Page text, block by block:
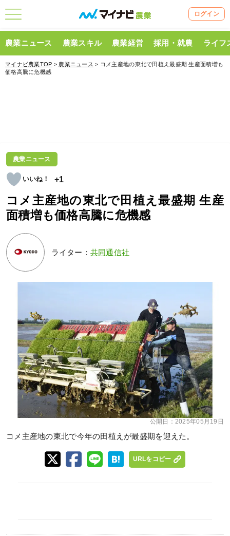
ログイン
農業ニュース 農業スキル 農業経営 採用・就農 ライフ
マイナビ農業TOP > 農業ニュース > コメ主産地の東北で田植え最盛期 生産面積増も
価格高騰に危機感
農業ニュース
+1
コメ主産地の東北で田植え最盛期 生産
面積増も価格高騰に危機感
ライター： 共同通信社
公開日： 2025年05月19日
コメ主産地の東北で今年の田植えが最盛期を迎えた。
URLをコピー